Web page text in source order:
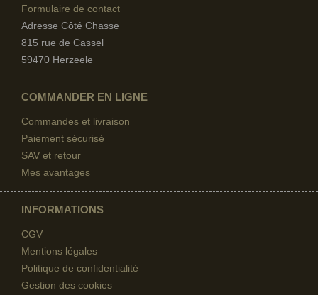
Formulaire de contact
Adresse Côté Chasse
815 rue de Cassel
59470 Herzeele
COMMANDER EN LIGNE
Commandes et livraison
Paiement sécurisé
SAV et retour
Mes avantages
INFORMATIONS
CGV
Mentions légales
Politique de confidentialité
Gestion des cookies